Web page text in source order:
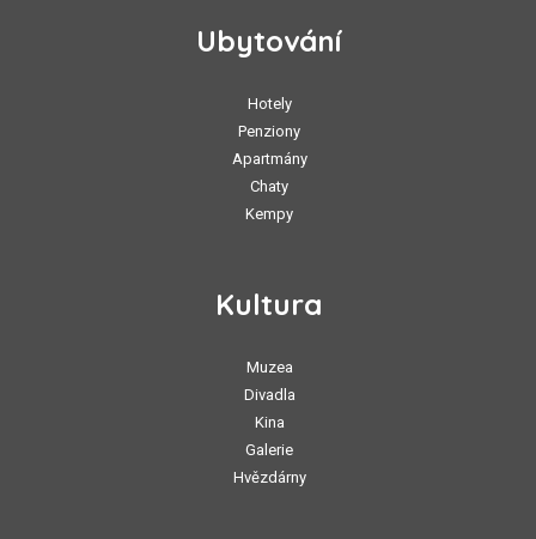
Ubytování
Hotely
Penziony
Apartmány
Chaty
Kempy
Kultura
Muzea
Divadla
Kina
Galerie
Hvězdárny